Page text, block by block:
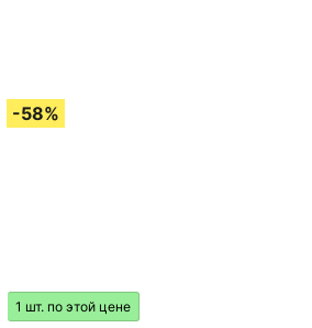
1 шт. по этой цене